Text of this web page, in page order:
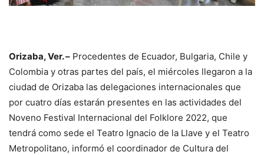
Orizaba, Ver. – Procedentes de Ecuador, Bulgaria, Chile y
Colombia y otras partes del país, el miércoles llegaron a la
ciudad de Orizaba las delegaciones internacionales que
por cuatro días estarán presentes en las actividades del
Noveno Festival Internacional del Folklore 2022, que
tendrá como sede el Teatro Ignacio de la Llave y el Teatro
Metropolitano, informó el coordinador de Cultura del